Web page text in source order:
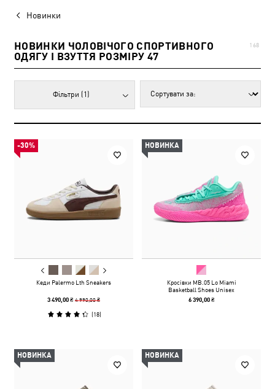
Новинки
НОВИНКИ ЧОЛОВІЧОГО СПОРТИВНОГО
ОДЯГУ І ВЗУТТЯ РОЗМІРУ 47
168
Фільтри (1)
-30%
Кеди Palermo Lth Sneakers
3 490,00 ₴4 990,00 ₴
(18)
НОВИНКА
Кросівки MB.05 Lo Miami
Basketball Shoes Unisex
6 390,00 ₴
НОВИНКА НОВИНКА